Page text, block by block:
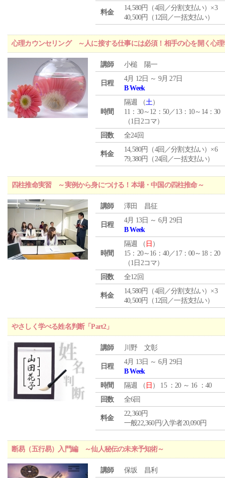
料金
14,580円（4回／分割支払い）×3
40,500円（12回／一括支払い）
心理カウンセリング ～人に接する仕事には必須！相手の心を開く心理
講師 小槌 陽一
日程
4月 12日 ～ 9月 27日
B Week
時間
隔週 （土）
11：30～12：50／13：10～14：30
（1日2コマ）
回数
全24回
料金
14,580円（4回／分割支払い）×6
79,380円（24回／一括支払い）
四柱推命実習 ～実例から身につける！本場・中国の四柱推命～
講師 澤田 昌征
日程
4月 13日 ～ 6月 29日
B Week
時間
隔週 （ 日 ）
15：20～16：40／17：00～18：20
（1日2コマ）
回数
全12回
料金
14,580円（4回／分割支払い）×3
40,500円（12回／一括支払い）
やさしく学べる姓名判断「Part2」
講師 川野 文彰
日程
4月 13日 ～ 6月 29日
B Week
時間
隔週 （ 日 ） 15 ：20 ～ 16 ：40
回数
全6回
料金
22,360円
一般22,360円/入学者20,090円
断易（五行易）入門編 ～仙人秘伝の未来予知術～
講師 保坂 昌利